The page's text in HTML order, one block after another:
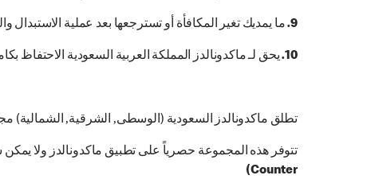
9. ما يمديك تغير المكافأة أو تسترجعها بعد عملية
10. يحق لـ ماكدونالدز المملكة العربية السعودية الاحتفاظ
تطلق ماكدونالدز السعودية (الوسطى, الشرقية, الشمالية)
تتوفر هذه المجموعة حصرياً على تطبيق ماكدونالدز ولا
Counter)